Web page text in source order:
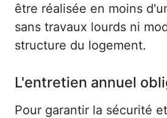
être réalisée en moins
sans travaux lourds ni
structure du logement.
L'entretien annuel
Pour garantir la sécurité